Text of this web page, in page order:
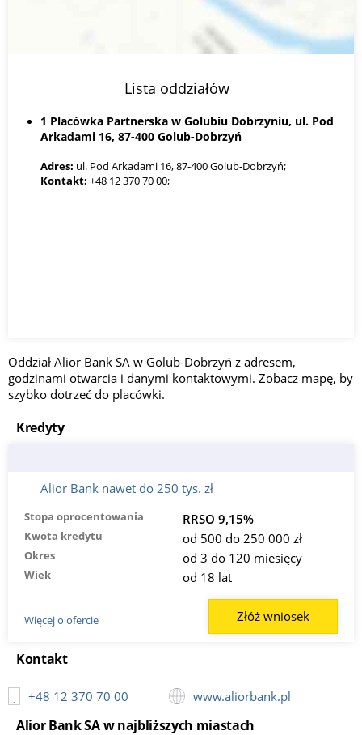
Lista oddziałów
1 Placówka Partnerska w Golubiu Dobrzyniu, ul. Pod
Arkadami 16, 87-400 Golub-Dobrzyń
Adres: ul. Pod Arkadami 16, 87-400 Golub-Dobrzyń;
Kontakt: +48 12 370 70 00;
Oddział Alior Bank SA w Golub-Dobrzyń z adresem,
godzinami otwarcia i danymi kontaktowymi. Zobacz mapę, by
szybko dotrzeć do placówki.
Kredyty
Alior Bank nawet do 250 tys. zł
Stopa oprocentowania RRSO 9,15%
Kwota kredytu od 500 do 250 000 zł
Okres od 3 do 120 miesięcy
Wiek od 18 lat
Więcej o ofercie Złóż wniosek
Kontakt
+48 12 370 70 00 www.aliorbank.pl
Alior Bank SA w najbliższych miastach